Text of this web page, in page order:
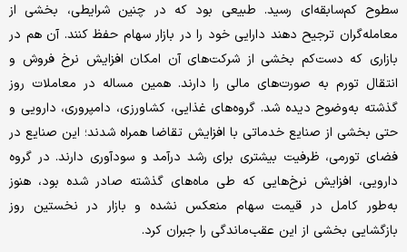
سطوح کم‌سابقه‌ای رسید. طبیعی بود که در چنین شرایطی، بخشی از
معامله‌گران ترجیح دهند دارایی خود را در بازار سهام حفظ کنند. آن هم در
بازاری که دست‌کم بخشی از شرکت‌های آن امکان افزایش نرخ فروش و
انتقال تورم به صورت‌های مالی را دارند. همین مساله در معاملات روز
گذشته به‌وضوح دیده شد. گروه‌های غذایی، کشاورزی، دامپروری، دارویی و
حتی بخشی از صنایع خدماتی با افزایش تقاضا همراه شدند؛ این صنایع در
فضای تورمی، ظرفیت بیشتری برای رشد درآمد و سودآوری دارند. در گروه
دارویی، افزایش نرخ‌هایی که طی ماه‌های گذشته صادر شده بود، هنوز
به‌طور کامل در قیمت سهام منعکس نشده و بازار در نخستین روز
بازگشایی بخشی از این عقب‌ماندگی را جبران کرد.